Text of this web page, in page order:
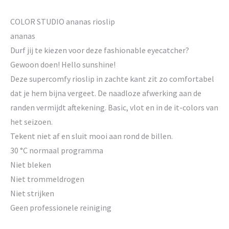
COLOR STUDIO ananas rioslip
ananas
Durf jij te kiezen voor deze fashionable eyecatcher?
Gewoon doen! Hello sunshine!
Deze supercomfy rioslip in zachte kant zit zo comfortabel
dat je hem bijna vergeet. De naadloze afwerking aan de
randen vermijdt aftekening. Basic, vlot en in de it-colors van
het seizoen.
Tekent niet af en sluit mooi aan rond de billen.
30 °C normaal programma
Niet bleken
Niet trommeldrogen
Niet strijken
Geen professionele reiniging